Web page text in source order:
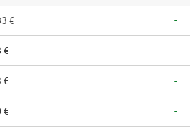
€ -
€ -
€ -
€ -